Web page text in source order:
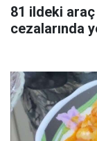
81 ildeki
cezalarında